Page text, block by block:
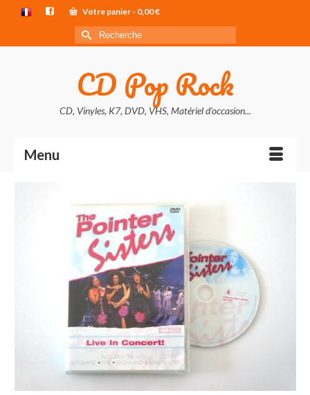
Votre panier - 0,00€
Rechercher :
CD Pop Rock
CD, Vinyles, K7, DVD, VHS, Matériel d'occasion...
Menu